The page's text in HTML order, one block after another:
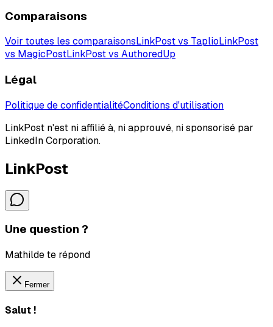
Comparaisons
Voir toutes les comparaisonsLinkPost vs TaplioLinkPost
vs MagicPostLinkPost vs AuthoredUp
Légal
Politique de confidentialitéConditions d'utilisation
LinkPost n'est ni affilié à, ni approuvé, ni sponsorisé par
LinkedIn Corporation.
LinkPost
Une question ?
Mathilde te répond
Fermer
Salut !